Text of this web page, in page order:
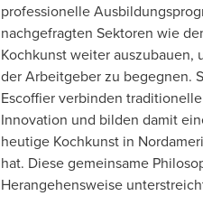
professionelle
nachgefragten Sektoren wie
Kochkunst weiter auszubauen,
der Arbeitgeber zu begegnen.
Escoffier verbinden
Innovation und bilden damit
heutige Kochkunst in
hat. Diese gemeinsame
Herangehensweise